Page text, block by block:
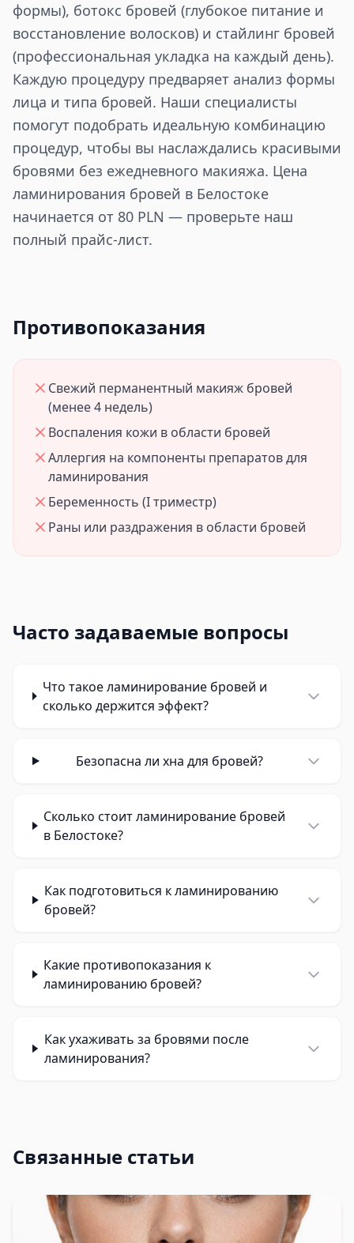
формы), ботокс бровей (глубокое питание и
восстановление волосков) и стайлинг бровей
(профессиональная укладка на каждый день).
Каждую процедуру предваряет анализ формы
лица и типа бровей. Наши специалисты
помогут подобрать идеальную комбинацию
процедур, чтобы вы наслаждались красивыми
бровями без ежедневного макияжа. Цена
ламинирования бровей в Белостоке
начинается от 80 PLN — проверьте наш
полный прайс-лист.
Противопоказания
Свежий перманентный макияж бровей
(менее 4 недель)
Воспаления кожи в области бровей
Аллергия на компоненты препаратов для
ламинирования
Беременность (I триместр)
Раны или раздражения в области бровей
Часто задаваемые вопросы
Что такое ламинирование бровей и
сколько держится эффект?
Безопасна ли хна для бровей?
Сколько стоит ламинирование бровей
в Белостоке?
Как подготовиться к ламинированию
бровей?
Какие противопоказания к
ламинированию бровей?
Как ухаживать за бровями после
ламинирования?
Связанные статьи